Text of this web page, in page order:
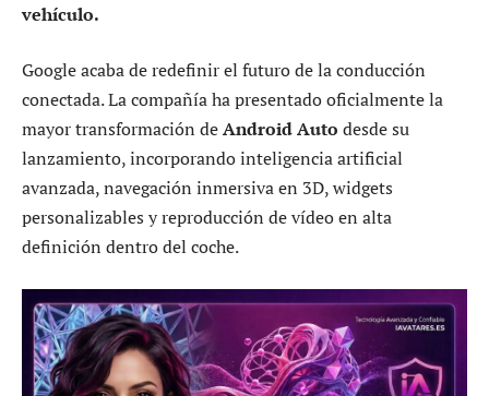
vehículo.
Google acaba de redefinir el futuro de la conducción
conectada. La compañía ha presentado oficialmente la
mayor transformación deAndroid Auto desde su
lanzamiento, incorporando inteligencia artificial
avanzada, navegación inmersiva en 3D, widgets
personalizables y reproducción de vídeo en alta
definición dentro del coche.